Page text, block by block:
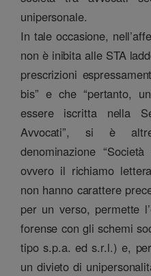
unipersonale.
In tale occasione,
non è inibita alle STA
prescrizioni
bis” e che “pertanto,
essere iscritta nella
Avvocati”, si è
denominazione
ovvero il richiamo
non hanno carattere
per un verso, permette
forense con gli schemi
tipo s.p.a. ed s.r.l.) e,
un divieto di